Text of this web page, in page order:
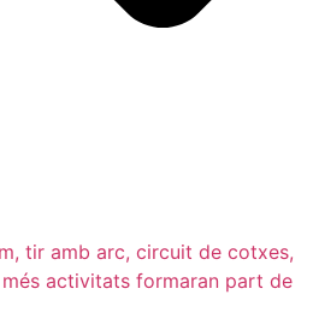
tir amb arc, circuit de cotxes,
activitats formaran part de